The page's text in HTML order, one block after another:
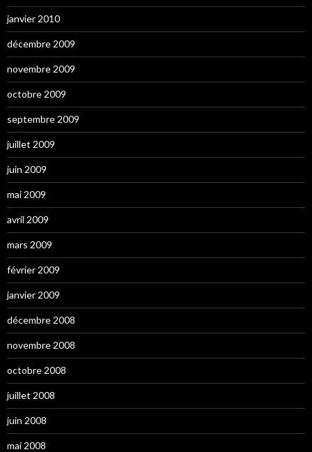
janvier 2010
décembre 2009
novembre 2009
octobre 2009
septembre 2009
juillet 2009
juin 2009
mai 2009
avril 2009
mars 2009
février 2009
janvier 2009
décembre 2008
novembre 2008
octobre 2008
juillet 2008
juin 2008
mai 2008